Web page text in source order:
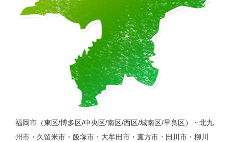
福岡市（東区/博多区/中央区/南区/西区/城南区/早良区）・北九
州市・久留米市・飯塚市・大牟田市・直方市・田川市・柳川